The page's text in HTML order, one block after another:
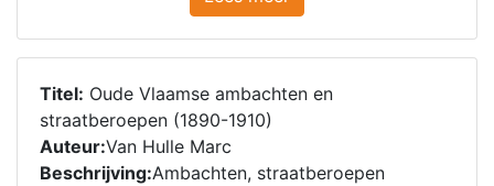
Titel: Oude Vlaamse ambachten en
straatberoepen (1890-1910)
Auteur:Van Hulle Marc
Beschrijving:Ambachten, straatberoepen